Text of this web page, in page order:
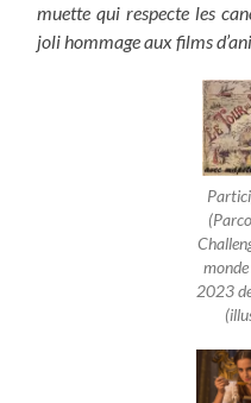
muette qui respecte les
joli hommage aux films
2023